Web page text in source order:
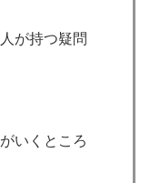
が持つ疑問
いくところ